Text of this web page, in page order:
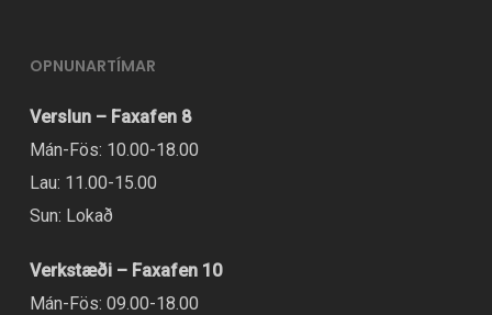
OPNUNARTÍMAR
Verslun – Faxafen 8
Mán-Fös: 10.00-18.00
Lau: 11.00-15.00
Sun: Lokað
Verkstæði – Faxafen 10
Mán-Fös: 09.00-18.00